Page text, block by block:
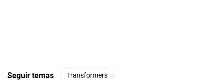
Seguir temas Transformers